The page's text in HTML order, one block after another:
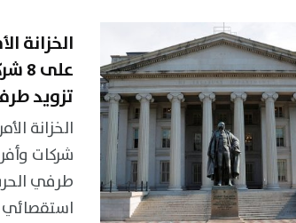
الخزانة
تزويد
شركات
طرفي
استقصائي